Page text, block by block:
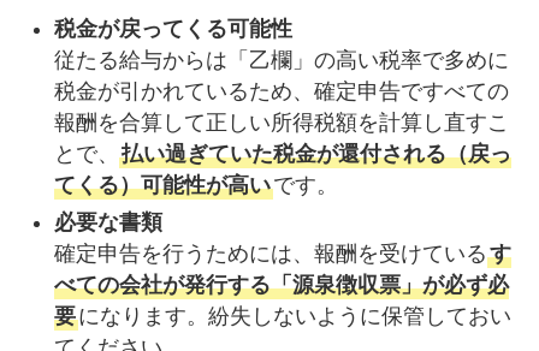
税金が戻ってくる可能性
従たる給与からは「乙欄」の高い税率で多めに
税金が引かれているため、確定申告ですべての
報酬を合算して正しい所得税額を計算し直すこ
とで、 払い過ぎていた税金が還付される（戻っ
てくる）可能性が高いです。
必要な書類
確定申告を行うためには、報酬を受けているす
べての会社が発行する「源泉徴収票」が必ず必
要になります。紛失しないように保管しておい